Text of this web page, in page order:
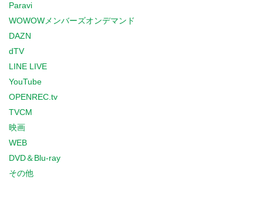
Paravi
WOWOWメンバーズオンデマンド
DAZN
dTV
LINE LIVE
YouTube
OPENREC.tv
TVCM
映画
WEB
DVD＆Blu-ray
その他